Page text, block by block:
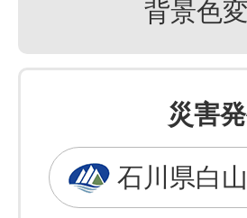
背景色
災害
石川県白